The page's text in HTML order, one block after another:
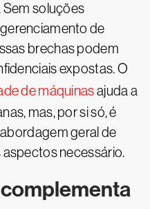
Sem soluções
de
brechas podem
expostas. O
de máquinasajuda a
mas, por si só, é
geral de
necessário.